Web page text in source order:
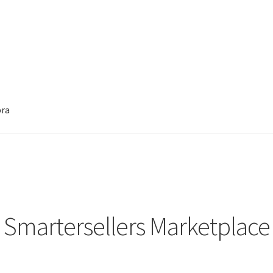
Smartersellers Marketplace